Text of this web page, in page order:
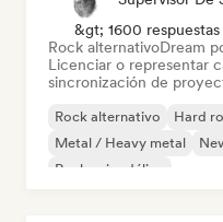
&gt; 1600 respuestas
Rock alternativoDream
Licenciar o representar
sincronización de
Rock alternativo Hard
Metal / Heavy metal
Rock psicodélico